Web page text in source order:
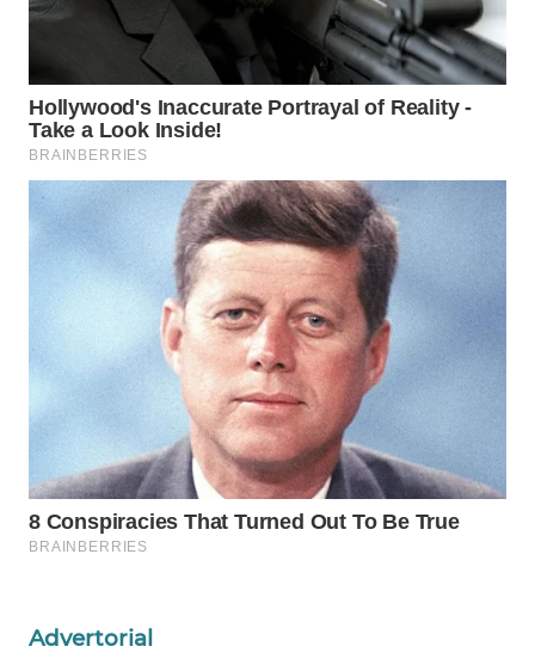
Advertorial
WAHANA
INFRASTRUKTUR
WAHANA
KONSUMEN
WAHANA
TV
WAHANANEWS